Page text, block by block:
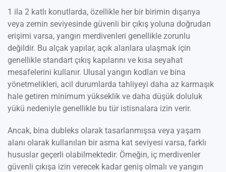
1 ila 2 katlı konutlarda, özellikle her bir birimin dışarıya
veya zemin seviyesinde güvenli bir çıkış yoluna doğrudan
erişimi varsa, yangın merdivenleri genellikle zorunlu
değildir. Bu alçak yapılar, açık alanlara ulaşmak için
genellikle standart çıkış kapılarını ve kısa seyahat
mesafelerini kullanır. Ulusal yangın kodları ve bina
yönetmelikleri, acil durumlarda tahliyeyi daha az karmaşık
hale getiren minimum yükseklik ve daha düşük doluluk
yükü nedeniyle genellikle bu tür istisnalara izin verir.
Ancak, bina dubleks olarak tasarlanmışsa veya yaşam
alanı olarak kullanılan bir asma kat seviyesi varsa, farklı
hususlar geçerli olabilmektedir. Örneğin, iç merdivenler
güvenli çıkışa izin verecek kadar geniş olmalı ve yangın